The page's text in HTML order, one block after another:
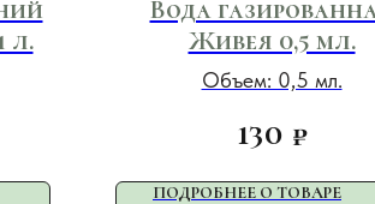
л.
Вода
Живея 0,5 мл.
Объем: 0,5 мл.
130 ₽
ПОДРОБНЕЕ О ТОВАРЕ